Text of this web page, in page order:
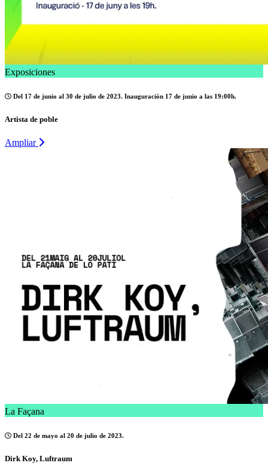
Exposiciones
Del 17 de junio al 30 de julio de 2023. Inauguración 17 de junio a las 19:00h.
Artista de poble
Ampliar
La Façana
Del 22 de mayo al 20 de julio de 2023.
Dirk Koy, Luftraum